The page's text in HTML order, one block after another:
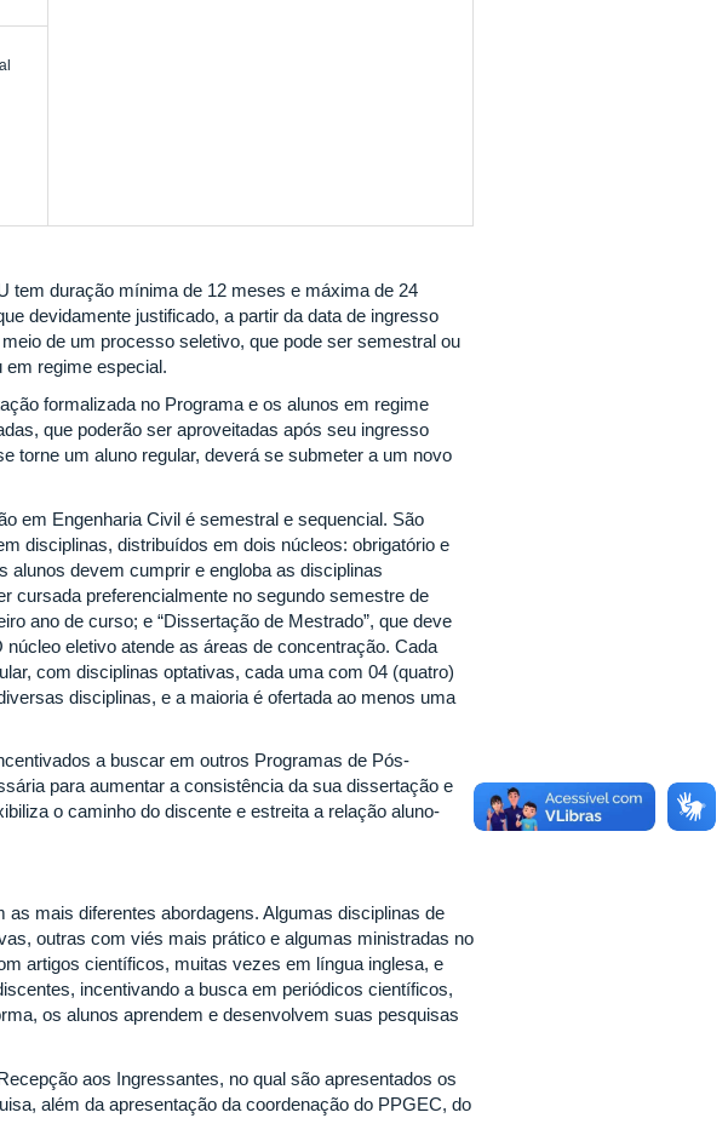
tem duração mínima de 12 meses e máxima de 24
devidamente justificado, a partir da data de ingresso
de um processo seletivo, que pode ser semestral ou
em regime especial.
formalizada no Programa e os alunos em regime
que poderão ser aproveitadas após seu ingresso
torne um aluno regular, deverá se submeter a um novo
em Engenharia Civil é semestral e sequencial. São
disciplinas, distribuídos em dois núcleos: obrigatório e
alunos devem cumprir e engloba as disciplinas
cursada preferencialmente no segundo semestre de
ano de curso; e “Dissertação de Mestrado”, que deve
eletivo atende as áreas de concentração. Cada
com disciplinas optativas, cada uma com 04 (quatro)
disciplinas, e a maioria é ofertada ao menos uma
a buscar em outros Programas de Pós-
para aumentar a consistência da sua dissertação e
o caminho do discente e estreita a relação aluno-
mais diferentes abordagens. Algumas disciplinas de
outras com viés mais prático e algumas ministradas no
artigos científicos, muitas vezes em língua inglesa, e
incentivando a busca em periódicos científicos,
os alunos aprendem e desenvolvem suas pesquisas
aos Ingressantes, no qual são apresentados os
além da apresentação da coordenação do PPGEC, do